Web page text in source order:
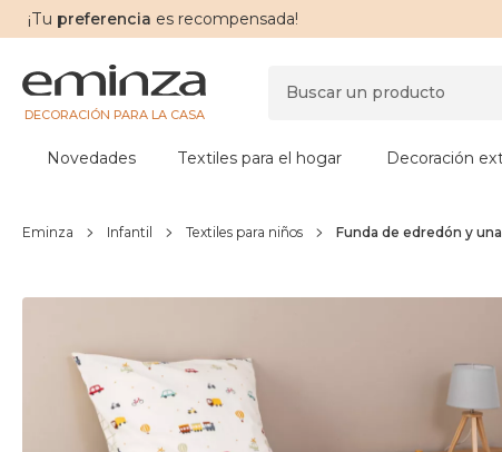
¡Tu preferencia es recompensada!
DECORACIÓN PARA LA CASA
Novedades Textiles para el hogar Decoración
Eminza Infantil Textiles para niños Funda de edredón y